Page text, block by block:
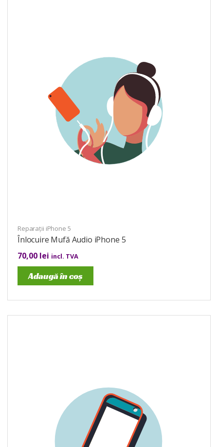
Reparații iPhone 5
Înlocuire Mufă Audio iPhone 5
70,00 lei incl. TVA
Adaugă în coș